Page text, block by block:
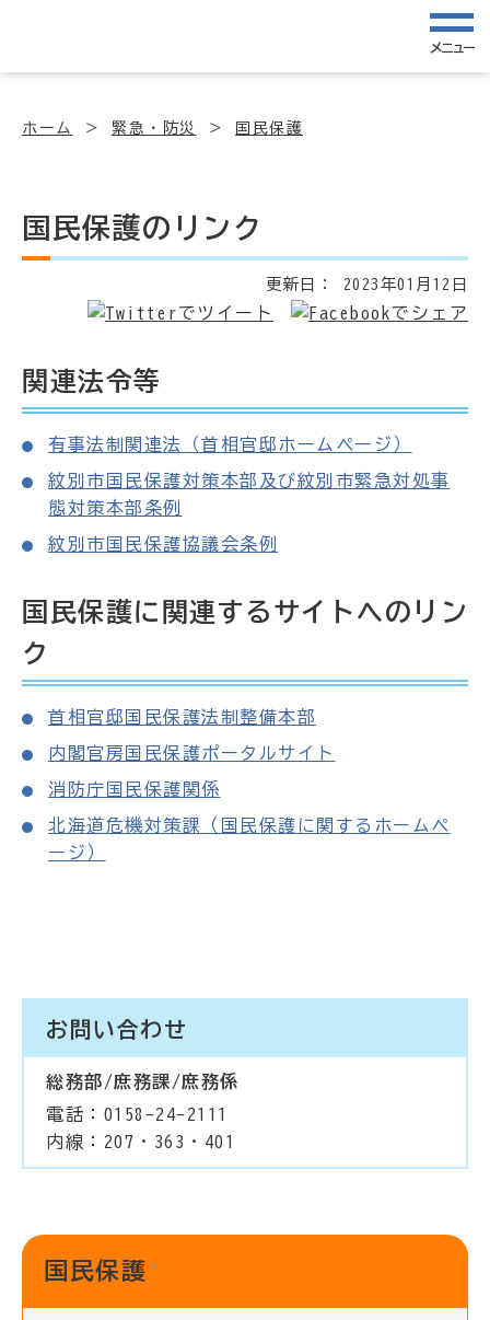
メニュー
ホーム 緊急・防災 国民保護
国民保護のリンク
更新日： 2023年01月12日
関連法令等
有事法制関連法（首相官邸ホームページ）
紋別市国民保護対策本部及び紋別市緊急対処事
態対策本部条例
紋別市国民保護協議会条例
国民保護に関連するサイトへのリン
ク
首相官邸国民保護法制整備本部
内閣官房国民保護ポータルサイト
消防庁国民保護関係
北海道危機対策課（国民保護に関するホームペ
ージ）
お問い合わせ
総務部/庶務課/庶務係
電話：0158-24-2111
内線：207・363・401
国民保護